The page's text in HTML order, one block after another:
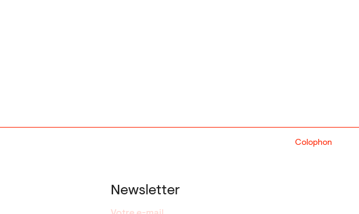
Newsletter
Colophon
Design:Marcel